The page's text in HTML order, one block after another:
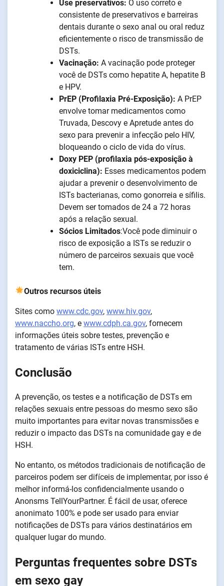
Use preservativos: O uso correto e
consistente de preservativos e barreiras
dentais durante o sexo anal ou oral reduz
eficientemente o risco de transmissão de
DSTs.
Vacinação: A vacinação pode proteger
você de DSTs como hepatite A, hepatite B
e HPV.
PrEP (Profilaxia Pré-Exposição): A PrEP
envolve tomar medicamentos como
Truvada, Descovy e Apretude antes do
sexo para prevenir a infecção pelo HIV,
bloqueando o ciclo de vida do vírus.
Doxy PEP (profilaxia pós-exposição à
doxiciclina): Esses medicamentos podem
ajudar a prevenir o desenvolvimento de
ISTs bacterianas, como gonorreia e sífilis.
Devem ser tomados de 24 a 72 horas
após a relação sexual.
Sócios Limitados:Você pode diminuir o
risco de exposição a ISTs se reduzir o
número de parceiros sexuais que você
tem.
Outros recursos úteis
Sites como www.cdc.gov, www.hiv.gov,
www.naccho.org, e www.cdph.ca.gov, fornecem
informações úteis sobre testes, prevenção e
tratamento de várias ISTs entre HSH.
Conclusão
A prevenção, os testes e a notificação de DSTs em
relações sexuais entre pessoas do mesmo sexo são
muito importantes para evitar novas transmissões e
reduzir o impacto das DSTs na comunidade gay e de
HSH.
No entanto, os métodos tradicionais de notificação de
parceiros podem ser difíceis de implementar, por isso é
melhor informá-los confidencialmente usando o
Anonsms TellYourPartner. É fácil de usar, oferece
anonimato 100% e pode ser usado para enviar
notificações de DSTs para vários destinatários em
qualquer lugar do mundo.
Perguntas frequentes sobre DSTs
em sexo gay